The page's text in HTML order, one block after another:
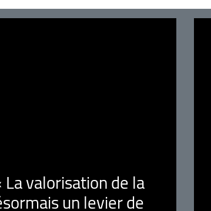
valorisation de la
un levier de